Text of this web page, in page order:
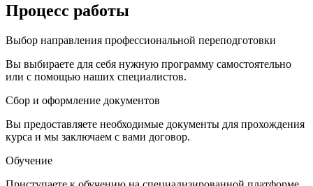
Процесс работы
Выбор направления профессиональной переподготовки
Вы выбираете для себя нужную программу самостоятельно
или с помощью наших специалистов.
Сбор и оформление документов
Вы предоставляете необходимые документы для прохождения
курса и мы заключаем с вами договор.
Обучение